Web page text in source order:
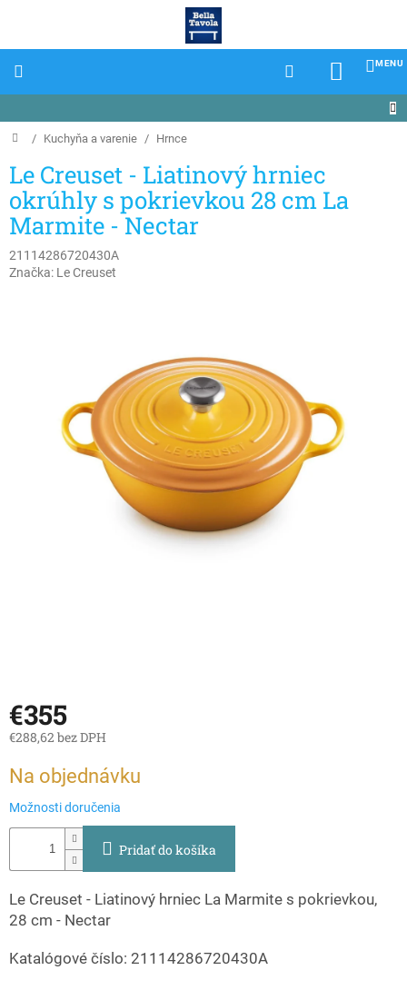
Domov
/ Kuchyňa a varenie / Hrnce
Le Creuset - Liatinový hrniec
okrúhly s pokrievkou 28 cm La
Marmite - Nectar
21114286720430A
Značka: Le Creuset
€355
€288,62 bez DPH
cena:
Na objednávku
Možnosti doručenia
Pridať do košíka
Le Creuset - Liatinový hrniec La Marmite s pokrievkou,
28 cm - Nectar
Katalógové číslo: 21114286720430A